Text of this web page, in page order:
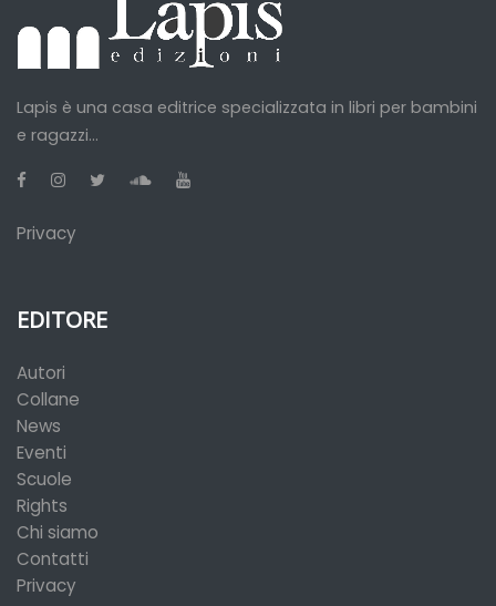
Lapis è una casa editrice specializzata in libri per bambini
e ragazzi...
Privacy
EDITORE
Autori
Collane
News
Eventi
Scuole
Rights
Chi siamo
Contatti
Privacy